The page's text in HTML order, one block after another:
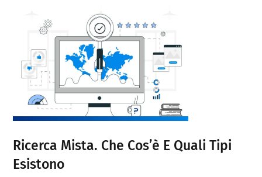
Ricerca Mista. Che Cos’è E Quali Tipi
Esistono